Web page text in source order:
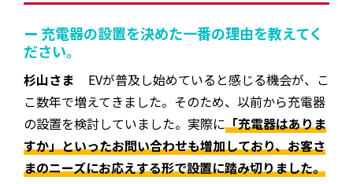
ー 充電器の設置を決めた一番の理由を教えてく
ださい。
杉山さま
EVが普及し始めていると感じる機会が、こ
こ数年で増えてきました。そのため、以前から充電器
の設置を検討していました。実際に「充電器はありま
すか」といったお問い合わせも増加しており、お客さ
まのニーズにお応えする形で設置に踏み切りました。